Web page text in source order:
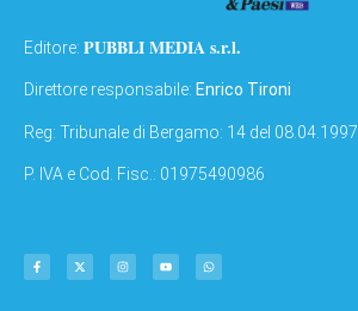
Editore: PUBBLI MEDIA s.r.l.
Direttore responsabile: Enrico Tironi
Reg: Tribunale di Bergamo: 14 del 08.04.1997
P. IVA e Cod. Fisc.: 01975490986